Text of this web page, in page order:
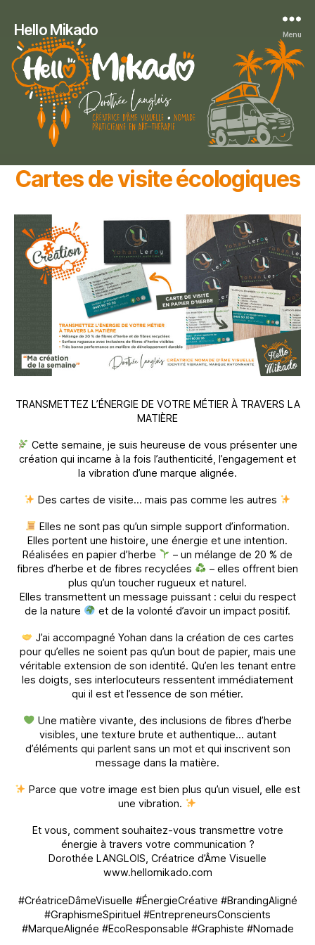
Hello Mikado Menu
Cartes de visite écologiques
TRANSMETTEZ L’ÉNERGIE DE VOTRE MÉTIER À TRAVERS LA
MATIÈRE
Cette semaine, je suis heureuse de vous présenter une
création qui incarne à la fois l’authenticité, l’engagement et
la vibration d’une marque alignée.
Des cartes de visite… mais pas comme les autres
Elles ne sont pas qu’un simple support d’information.
Elles portent une histoire, une énergie et une intention.
Réalisées en papier d’herbe
– un mélange de 20 % de
fibres d’herbe et de fibres recyclées
– elles offrent bien
plus qu’un toucher rugueux et naturel.
Elles transmettent un message puissant : celui du respect
de la nature
et de la volonté d’avoir un impact positif.
J’ai accompagné Yohan dans la création de ces cartes
pour qu’elles ne soient pas qu’un bout de papier, mais une
véritable extension de son identité. Qu’en les tenant entre
les doigts, ses interlocuteurs ressentent immédiatement
qui il est et l’essence de son métier.
Une matière vivante, des inclusions de fibres d’herbe
visibles, une texture brute et authentique… autant
d’éléments qui parlent sans un mot et qui inscrivent son
message dans la matière.
Parce que votre image est bien plus qu’un visuel, elle est
une vibration.
Et vous, comment souhaitez-vous transmettre votre
énergie à travers votre communication ?
Dorothée LANGLOIS, Créatrice d’Âme Visuelle
www.hellomikado.com
#CréatriceDâmeVisuelle #ÉnergieCréative #BrandingAligné
#GraphismeSpirituel #EntrepreneursConscients
#MarqueAlignée #EcoResponsable #Graphiste #Nomade